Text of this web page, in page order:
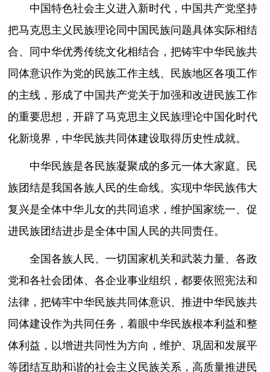
中国特色社会主义进入新时代，中国共产党坚持
把马克思主义民族理论同中国民族问题具体实际相结
合、同中华优秀传统文化相结合，把铸牢中华民族共
同体意识作为党的民族工作主线、民族地区各项工作
的主线，形成了中国共产党关于加强和改进民族工作
的重要思想，开辟了马克思主义民族理论中国化时代
化新境界，中华民族共同体建设取得历史性成就。
中华民族是各民族凝聚成的多元一体大家庭。民
族团结是我国各族人民的生命线。实现中华民族伟大
复兴是全体中华儿女的共同追求，维护国家统一、促
进民族团结进步是全体中国人民的共同责任。
全国各族人民、一切国家机关和武装力量、各政
党和各社会团体、各企业事业组织，都要依照宪法和
法律，把铸牢中华民族共同体意识、推进中华民族共
同体建设作为共同任务，着眼中华民族根本利益和整
体利益，以增进共同性为方向，维护、巩固和发展平
等团结互助和谐的社会主义民族关系，高质量推进民